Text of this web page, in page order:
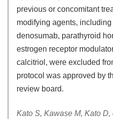
previous or concomitant
modifying agents,
denosumab, parathyroid
estrogen receptor
calcitriol, were excluded
protocol was approved by
review board.
Kato S, Kawase M, Kato